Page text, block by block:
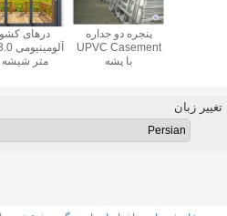
درهای
متر شیشه
پنجره دو جداره
UPVC Casement
با پشه
تغییر زبان